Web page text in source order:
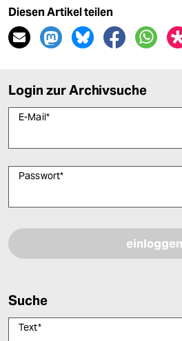
Diesen Artikel teilen
Login zur Archivsuche
E-Mail*
Passwort*
Suche
Text*